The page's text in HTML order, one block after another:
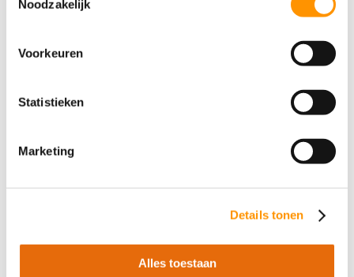
Noodzakelijk
Voorkeuren
Statistieken
Marketing
Details tonen
Alles toestaan
locaties steeds groter werden, waren er
te houden zonder mensen naar locaties op